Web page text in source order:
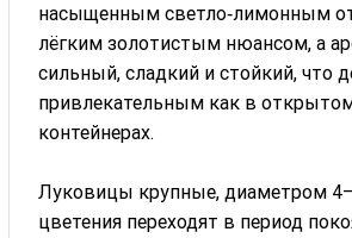
насыщенным светло‑лимонным
лёгким золотистым нюансом, а
сильный, сладкий и стойкий, что
привлекательным как в
контейнерах.
Луковицы крупные, диаметром
цветения переходят в период